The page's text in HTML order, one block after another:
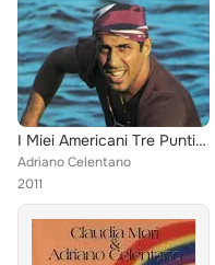
I Miei Americani Tre Puntini (2011 Remaster)
Adriano Celentano
2011